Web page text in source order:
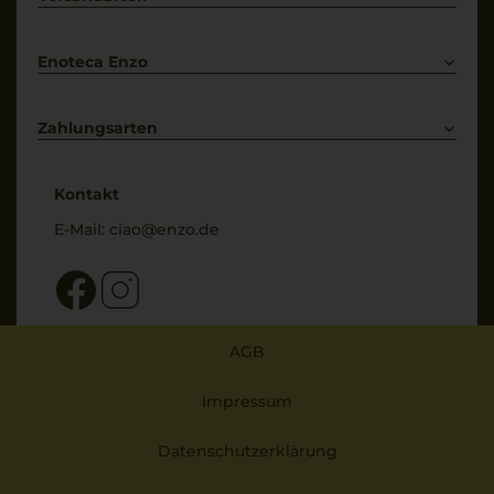
Enoteca Enzo
Bewertungs-Richtlinien
Zahlungsarten
Kontakt
E-Mail: ciao@enzo.de
AGB
Impressum
Datenschutzerklärung